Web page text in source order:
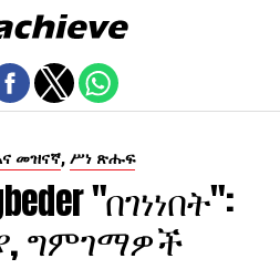
መዝናኛ, ሥነ ጽሑፍ
"በገነነበት":
ግምገማዎች